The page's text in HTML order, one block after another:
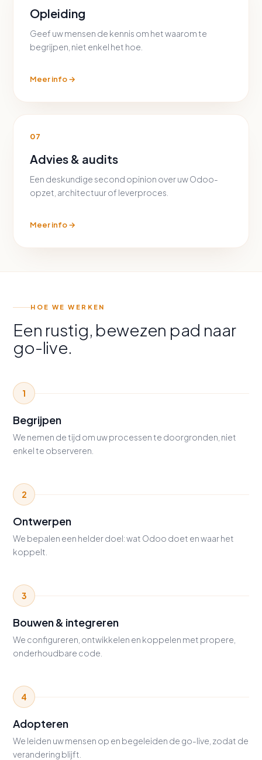
Opleiding
Geef uw mensen de kennis om het waarom te
begrijpen, niet enkel het hoe.
Meer info →
07
Advies & audits
Een deskundige second opinion over uw Odoo-
opzet, architectuur of leverproces.
Meer info →
HOE WE WERKEN
Een rustig, bewezen pad naar
go-live.
1
Begrijpen
We nemen de tijd om uw processen te doorgronden, niet
enkel te observeren.
2
Ontwerpen
We bepalen een helder doel: wat Odoo doet en waar het
koppelt.
3
Bouwen & integreren
We configureren, ontwikkelen en koppelen met propere,
onderhoudbare code.
4
Adopteren
We leiden uw mensen op en begeleiden de go-live, zodat de
verandering blijft.